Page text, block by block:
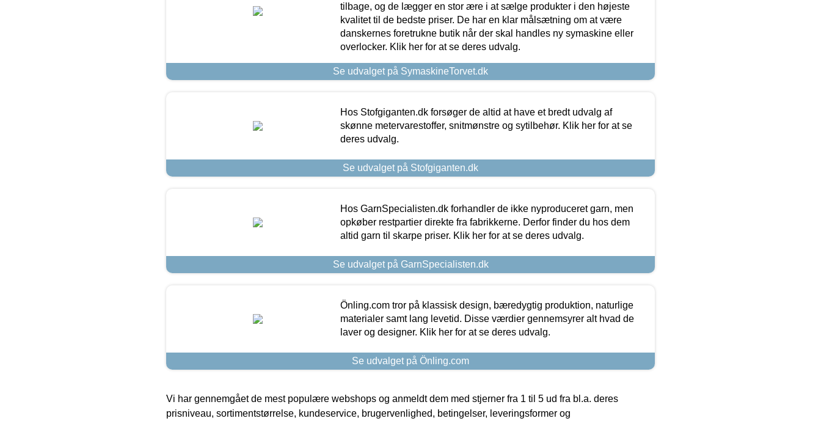
tilbage, og de lægger en stor ære i at sælge produkter i den højeste
kvalitet til de bedste priser. De har en klar målsætning om at være
danskernes foretrukne butik når der skal handles ny symaskine eller
overlocker. Klik her for at se deres udvalg.
Se udvalget på SymaskineTorvet.dk
Hos Stofgiganten.dk forsøger de altid at have et bredt udvalg af
skønne metervarestoffer, snitmønstre og sytilbehør. Klik her for at se
deres udvalg.
Se udvalget på Stofgiganten.dk
Hos GarnSpecialisten.dk forhandler de ikke nyproduceret garn, men
opkøber restpartier direkte fra fabrikkerne. Derfor finder du hos dem
altid garn til skarpe priser. Klik her for at se deres udvalg.
Se udvalget på GarnSpecialisten.dk
Önling.com tror på klassisk design, bæredygtig produktion, naturlige
materialer samt lang levetid. Disse værdier gennemsyrer alt hvad de
laver og designer. Klik her for at se deres udvalg.
Se udvalget på Önling.com
Vi har gennemgået de mest populære webshops og anmeldt dem med stjerner fra 1 til 5 ud fra bl.a. deres
prisniveau, sortimentstørrelse, kundeservice, brugervenlighed, betingelser, leveringsformer og